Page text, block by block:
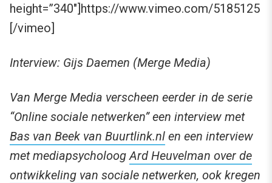
height=”340″]https://www.vimeo.com/5185125
[/vimeo]
Interview: Gijs Daemen (Merge Media)
Van Merge Media verscheen eerder in de serie
“Online sociale netwerken” een interview met
Bas van Beek van Buurtlink.nl en een interview
met mediapsycholoog Ard Heuvelman over de
ontwikkeling van sociale netwerken, ook kregen